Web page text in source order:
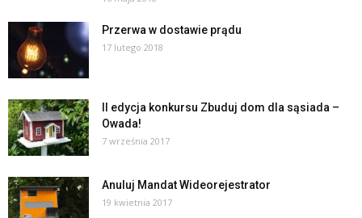
Przerwa w dostawie prądu
17 lutego 2018
II edycja konkursu Zbuduj dom dla sąsiada –
Owada!
7 września 2017
Anuluj Mandat Wideorejestrator
19 kwietnia 2017